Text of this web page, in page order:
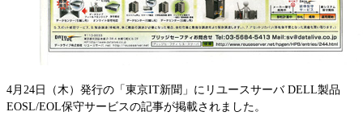
第三者保守
データセンター撤去/買取
データライブの強み
データライブの保守品質
国内最大の保守パーツ備蓄量
4月24日（木）発行の「東京IT新聞」にリユースサーバ DELL製品
EOSL/EOL保守サービスの記事が掲載されました。